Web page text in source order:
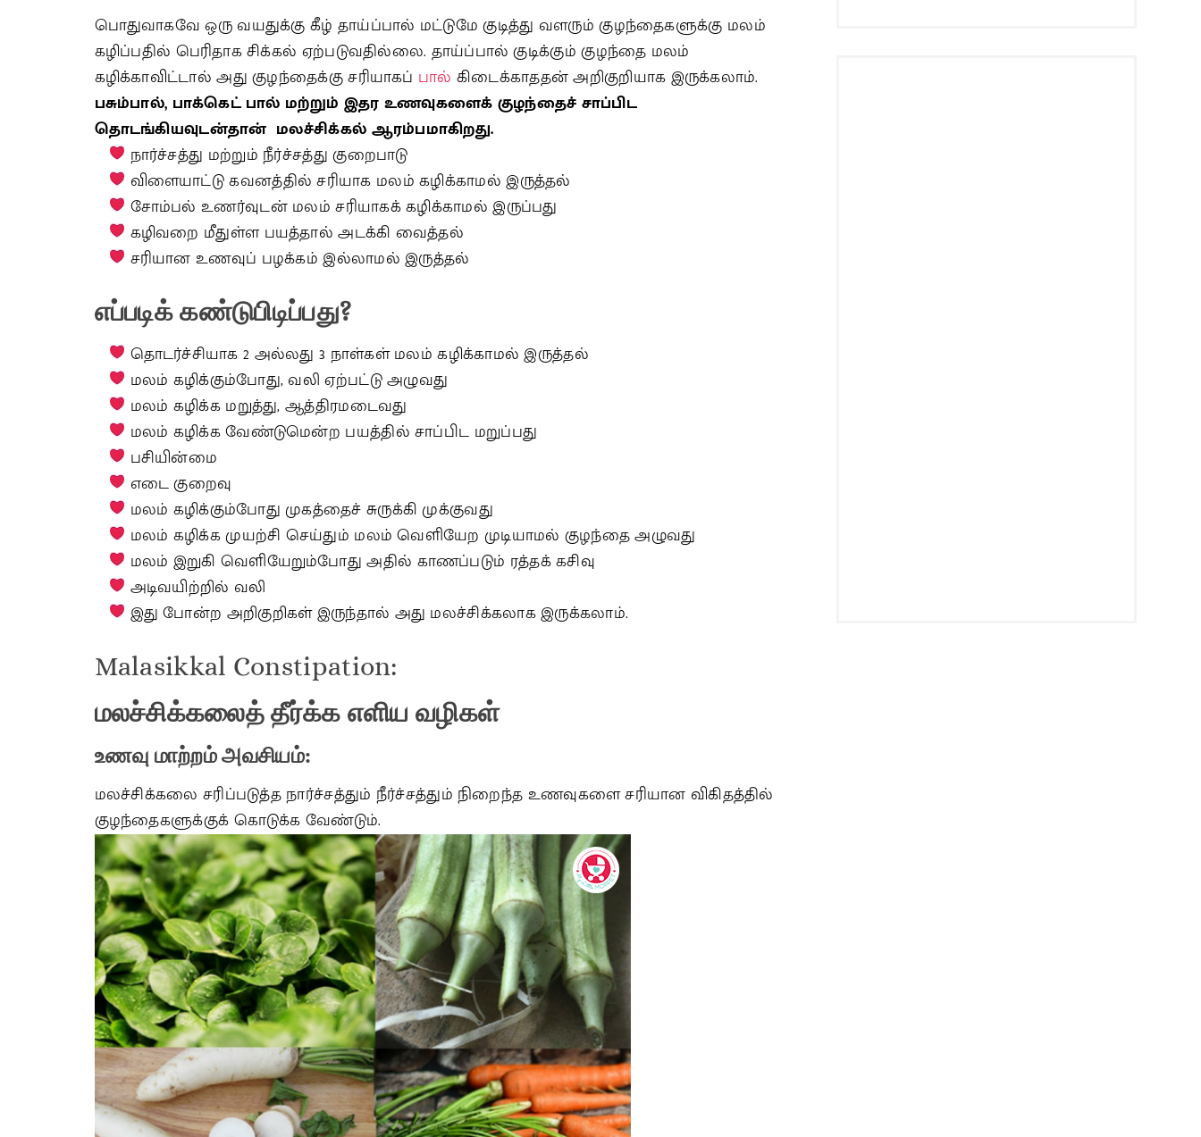
பொதுவாகவே ஒரு வயதுக்கு கீழ் தாய்ப்பால் மட்டுமே குடித்து வளரும் குழந்தைகளுக்கு மலம்
கழிப்பதில் பெரிதாக சிக்கல் ஏற்படுவதில்லை. தாய்ப்பால் குடிக்கும் குழந்தை மலம்
கழிக்காவிட்டால் அது குழந்தைக்கு சரியாகப் பால் கிடைக்காததன் அறிகுறியாக இருக்கலாம்.
பசும்பால், பாக்கெட் பால் மற்றும் இதர உணவுகளைக் குழந்தைச் சாப்பிட
தொடங்கியவுடன்தான் மலச்சிக்கல் ஆரம்பமாகிறது.
நார்ச்சத்து மற்றும் நீர்ச்சத்து குறைபாடு
விளையாட்டு கவனத்தில் சரியாக மலம் கழிக்காமல் இருத்தல்
சோம்பல் உணர்வுடன் மலம் சரியாகக் கழிக்காமல் இருப்பது
கழிவறை மீதுள்ள பயத்தால் அடக்கி வைத்தல்
சரியான உணவுப் பழக்கம் இல்லாமல் இருத்தல்
எப்படிக் கண்டுபிடிப்பது?
தொடர்ச்சியாக 2 அல்லது 3 நாள்கள் மலம் கழிக்காமல் இருத்தல்
மலம் கழிக்கும்போது, வலி ஏற்பட்டு அழுவது
மலம் கழிக்க மறுத்து, ஆத்திரமடைவது
மலம் கழிக்க வேண்டுமென்ற பயத்தில் சாப்பிட மறுப்பது
பசியின்மை
எடை குறைவு
மலம் கழிக்கும்போது முகத்தைச் சுருக்கி முக்குவது
மலம் கழிக்க முயற்சி செய்தும் மலம் வெளியேற முடியாமல் குழந்தை அழுவது
மலம் இறுகி வெளியேறும்போது அதில் காணப்படும் ரத்தக் கசிவு
அடிவயிற்றில் வலி
இது போன்ற அறிகுறிகள் இருந்தால் அது மலச்சிக்கலாக இருக்கலாம்.
Malasikkal Constipation:
மலச்சிக்கலைத் தீர்க்க எளிய வழிகள்
உணவு மாற்றம்அவசியம்:
மலச்சிக்கலை சரிப்படுத்த நார்ச்சத்தும் நீர்ச்சத்தும் நிறைந்த உணவுகளை சரியான விகிதத்தில்
குழந்தைகளுக்குக் கொடுக்க வேண்டும்.